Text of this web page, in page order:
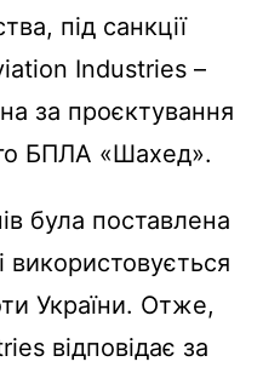
під санкції
Industries –
за проєктування
БПЛА «Шахед».
була поставлена
використовується
України. Отже,
відповідає за